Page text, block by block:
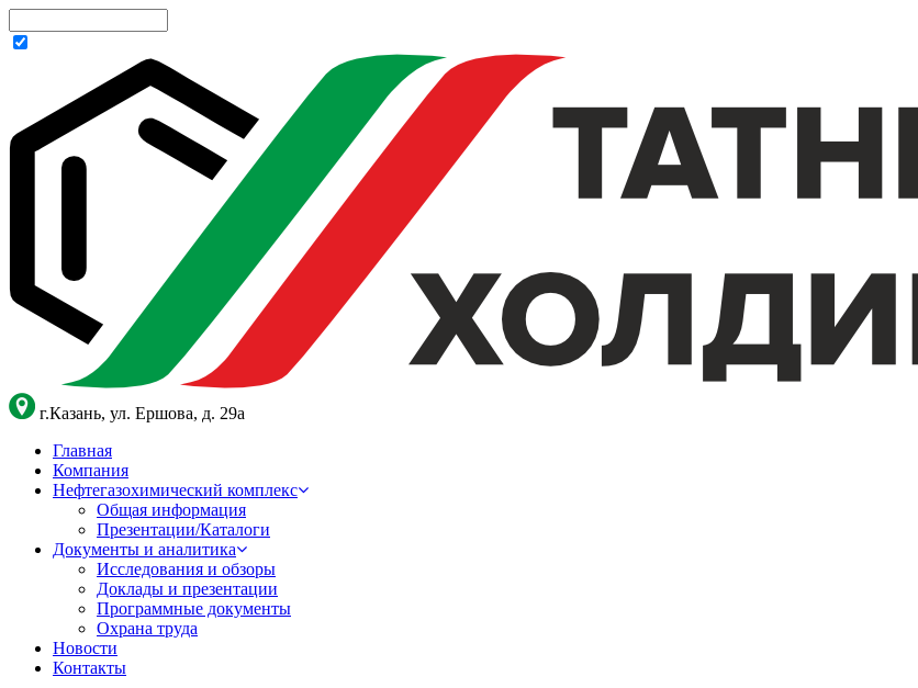
г.Казань, ул. Ершова, д. 29а
Главная
Компания
Нефтегазохимический комплекс
Общая информация
Презентации/Каталоги
Документы и аналитика
Исследования и обзоры
Доклады и презентации
Программные документы
Охрана труда
Новости
Контакты